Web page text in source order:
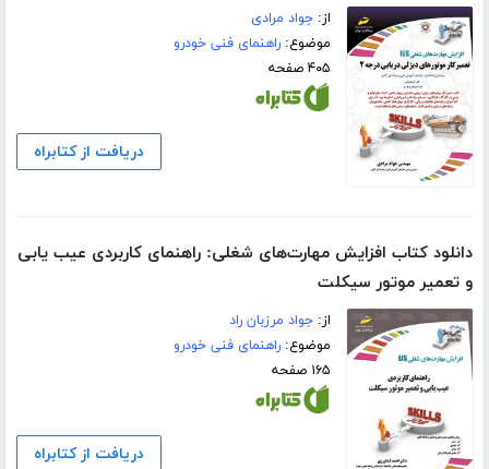
از:جواد مرادی
موضوع:راهنمای فنی خودرو
۴۰۵ صفحه
دریافت از کتابراه
دانلود کتاب افزایش مهارت‌های شغلی: راهنمای کاربردی عیب یابی
و تعمیر موتور سیکلت
از:جواد مرزبان راد
موضوع:راهنمای فنی خودرو
۱۶۵ صفحه
دریافت از کتابراه